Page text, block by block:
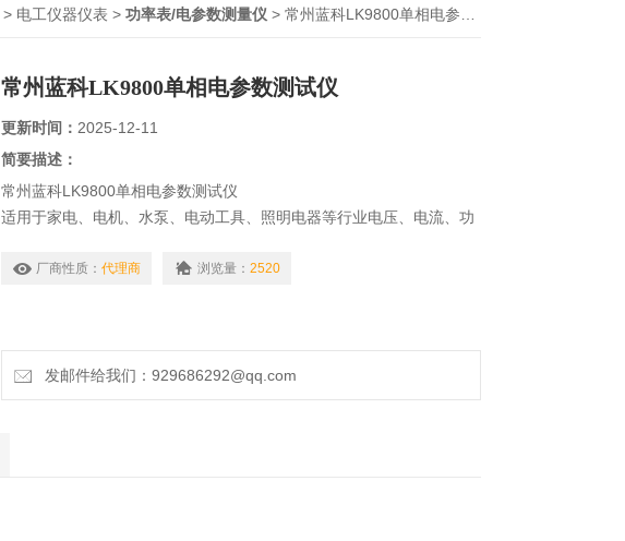
> 电工仪器仪表 > 功率表/电参数测量仪 > 常州蓝科LK9800单相电参数测试仪
常州蓝科LK9800单相电参数测试仪
更新时间： 2025-12-11
简要描述：
常州蓝科LK9800单相电参数测试仪
适用于家电、电机、水泵、电动工具、照明电器等行业电压、电流、功
厂商性质： 代理商 浏览量： 2520
发邮件给我们：929686292@qq.com